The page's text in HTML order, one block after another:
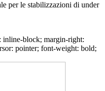
per le stabilizzazioni di under
inline-block; margin-right:
pointer; font-weight: bold;